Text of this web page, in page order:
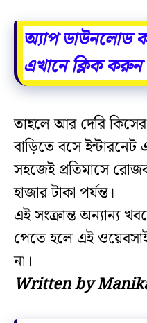
অ্যাপ ডাউনলোড
এখানে ক্লিক করুন
তাহলে আর দেরি
বাড়িতে বসে
সহজেই প্রতিমাসে
হাজার টাকা পর্যন্ত।
এই সংক্রান্ত অন্যান্য
পেতে হলে এই
না।
Written by